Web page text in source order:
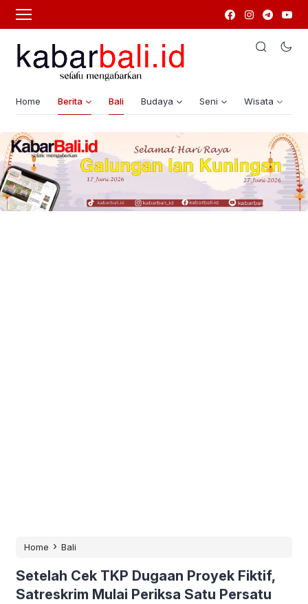
Home Berita Bali Budaya Seni Wisata
Home › Bali
Setelah Cek TKP Dugaan Proyek Fiktif,
Satreskrim Mulai Periksa Satu Persatu